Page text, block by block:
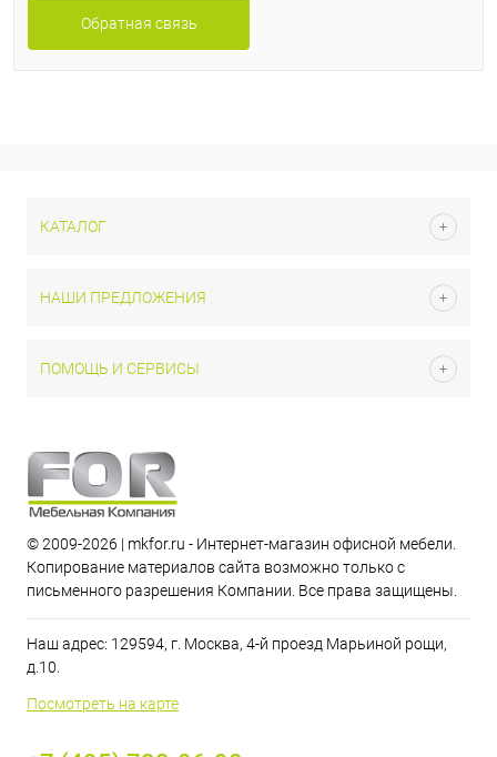
Обратная связь
КАТАЛОГ
НАШИ ПРЕДЛОЖЕНИЯ
ПОМОЩЬ И СЕРВИСЫ
© 2009-2026 | mkfor.ru - Интернет-магазин офисной мебели.
Копирование материалов сайта возможно только с
письменного разрешения Компании. Все права защищены.
Наш адрес: 129594, г. Москва, 4-й проезд Марьиной рощи,
д.10.
Посмотреть на карте